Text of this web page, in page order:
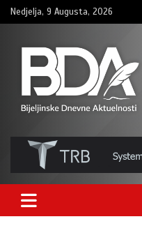
Skip
to
Nedjelja, 9 Augusta, 2026
BNDAN.com